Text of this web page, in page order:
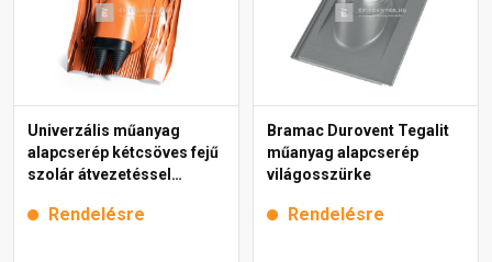
Univerzális műanyag
alapcserép kétcsöves fejű
szolár átvezetéssel
Rendelésre
Bramac Durovent Tegalit
műanyag alapcserép
világosszürke
Rendelésre